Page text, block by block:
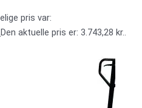
pris var:
Den aktuelle pris er: 3.743,28 kr..